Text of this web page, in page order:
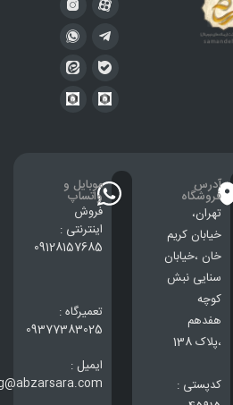
آدرس
فروشگاه
تهران،
خيابان كريم
خان ،خيابان
سنایی نبش
کوچه
هفدهم
،پلاک 138
کدپستی :
موبایل و
واتساپ
فروش
اینترنتی :
09128157685
تعمیرگاه :
09377383025
ایمیل :